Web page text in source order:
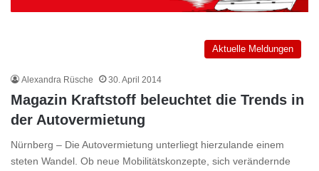
Aktuelle Meldungen
Alexandra Rüsche 30. April 2014
Magazin Kraftstoff beleuchtet die Trends in
der Autovermietung
Nürnberg – Die Autovermietung unterliegt hierzulande einem
steten Wandel. Ob neue Mobilitätskonzepte, sich verändernde